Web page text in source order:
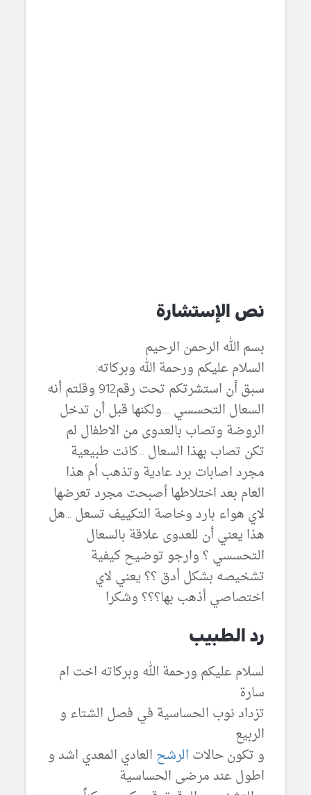
نص الإستشارة
بسم الله الرحمن الرحيم
السلام عليكم ورحمة الله وبركاته:
سبق أن استشرتكم تحت رقم912 وقلتم أنه
السعال التحسسي ....ولكنها قبل أن تدخل
الروضة وتصاب بالعدوى من الاطفال لم
تكن تصاب بهذا السعال ...كانت طبيعية
مجرد اصابات برد عادية وتذهب أم هذا
العام بعد اختلاطها أصبحت مجرد تعرضها
لاي هواء بارد وخاصة التكييف تسعل ...هل
هذا يعني أن للعدوى علاقة بالسعال
التحسسي ؟ وارجو توضيح كيفية
تشخيصه بشكل أدق ؟؟ يعني لاي
اختصاصي أذهب بها؟؟؟ وشكرا
رد الطبيب
لسلام عليكم ورحمة الله وبركاته اخت ام
سارة
تزداد نوب الحساسية في فصل الشتاء و
الربيع
و تكون حالات الرشح العادي المعدي اشد و
اطول عند مرضى الحساسية